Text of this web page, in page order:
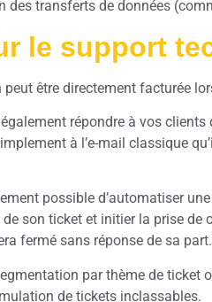
des transferts de données
le support
être directement facturée
répondre à vos clients
à l’e-mail classique
possible d’automatiser
de son ticket et initier la prise
fermé sans réponse de sa part.
par thème de ticket
de tickets inclassables.